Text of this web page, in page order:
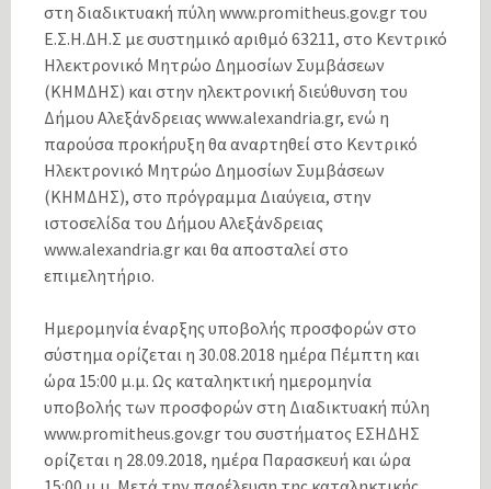
στη διαδικτυακή πύλη www.promitheus.gov.gr του
Ε.Σ.Η.ΔΗ.Σ με συστημικό αριθμό 63211, στο Κεντρικό
Ηλεκτρονικό Μητρώο Δημοσίων Συμβάσεων
(ΚΗΜΔΗΣ) και στην ηλεκτρονική διεύθυνση του
Δήμου Αλεξάνδρειας www.alexandria.gr, ενώ η
παρούσα προκήρυξη θα αναρτηθεί στο Κεντρικό
Ηλεκτρονικό Μητρώο Δημοσίων Συμβάσεων
(ΚΗΜΔΗΣ), στο πρόγραμμα Διαύγεια, στην
ιστοσελίδα του Δήμου Αλεξάνδρειας
www.alexandria.gr και θα αποσταλεί στο
επιμελητήριο.
Ημερομηνία έναρξης υποβολής προσφορών στο
σύστημα ορίζεται η 30.08.2018 ημέρα Πέμπτη και
ώρα 15:00 μ.μ. Ως καταληκτική ημερομηνία
υποβολής των προσφορών στη Διαδικτυακή πύλη
www.promitheus.gov.gr του συστήματος ΕΣΗΔΗΣ
ορίζεται η 28.09.2018, ημέρα Παρασκευή και ώρα